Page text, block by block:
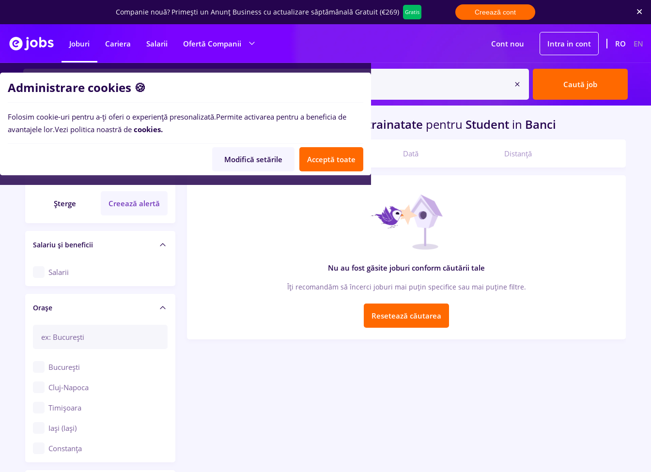
Companie nouă? Primești un Anunț Business cu actualizare săptămânală Gratuit (€269) Gratis Creează cont
Joburi Cariera Salarii Ofertă Companii Cont nou Intra in cont RO EN
Caută job
Filtre
Șterge Creează alertă
Salariu și beneficii
Salarii
Orașe
București
Cluj-Napoca
Timișoara
Iași (Iași)
Constanța
0locuri de muncainsolventa Strainatate pentru Student in Banci
Dată Distanță
Nu au fost găsite joburi conform căutării tale
Îți recomandăm să încerci joburi mai puțin specifice sau mai puține filtre.
Resetează căutarea
Administrare cookies 🍪
Folosim cookie-uri pentru a-ți oferi o experiență presonalizată.Permite activarea pentru a beneficia de
avantajele lor.Vezi politica noastră de cookies.
Modifică setările Acceptă toate